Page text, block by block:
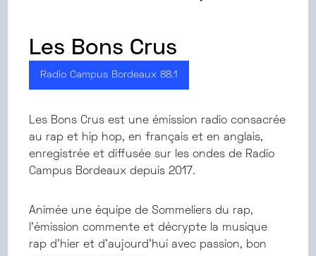
Les Bons Crus
Radio Campus Bordeaux 88.1
Les Bons Crus est une émission radio consacrée
au rap et hip hop, en français et en anglais,
enregistrée et diffusée sur les ondes de Radio
Campus Bordeaux depuis 2017.
Animée une équipe de Sommeliers du rap,
l’émission commente et décrypte la musique
rap d’hier et d’aujourd’hui avec passion, bon